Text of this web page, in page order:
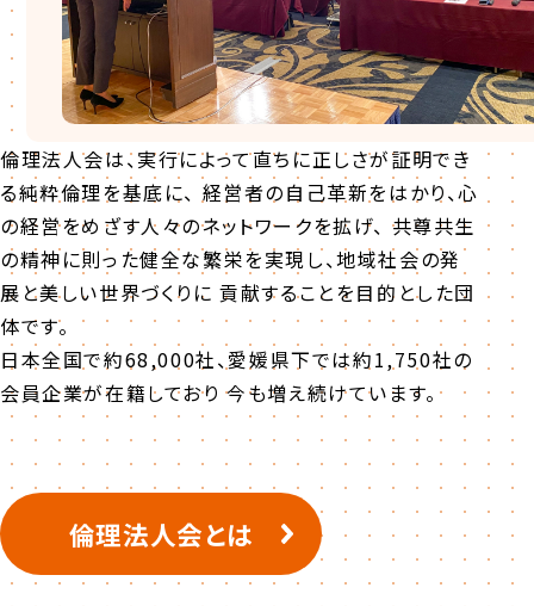
倫理法人会は、実行によって直ちに正しさが証明でき
る純粋倫理を基底に、 経営者の自己革新をはかり、心
の経営をめざす人々のネットワークを拡げ、 共尊共生
の精神に則った健全な繁栄を実現し、地域社会の発
展と美しい世界づくりに 貢献することを目的とした団
体です。
日本全国で約68,000社、愛媛県下では約1,750社の
会員企業が在籍しており 今も増え続けています。
倫理法人会とは